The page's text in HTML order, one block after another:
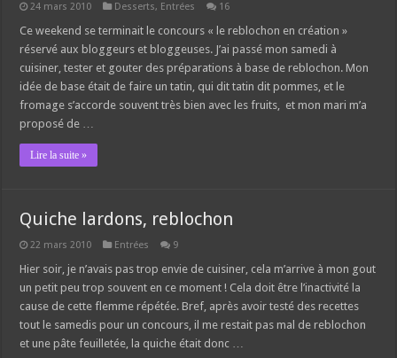
24 mars 2010 Desserts, Entrées 16
Ce weekend se terminait le concours « le reblochon en création »
réservé aux bloggeurs et bloggeuses. J’ai passé mon samedi à
cuisiner, tester et gouter des préparations à base de reblochon. Mon
idée de base était de faire un tatin, qui dit tatin dit pommes, et le
fromage s’accorde souvent très bien avec les fruits, et mon mari m’a
proposé de …
Lire la suite »
Quiche lardons, reblochon
22 mars 2010 Entrées 9
Hier soir, je n’avais pas trop envie de cuisiner, cela m’arrive à mon gout
un petit peu trop souvent en ce moment ! Cela doit être l’inactivité la
cause de cette flemme répétée. Bref, après avoir testé des recettes
tout le samedis pour un concours, il me restait pas mal de reblochon
et une pâte feuilletée, la quiche était donc …